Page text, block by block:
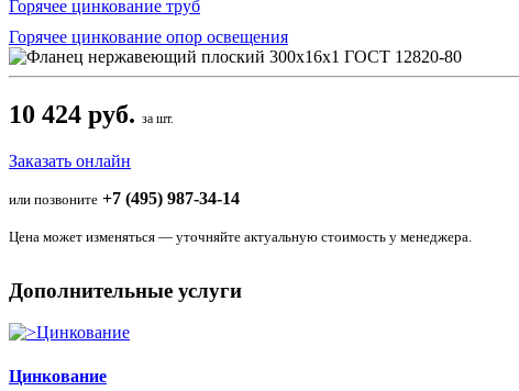
Горячее цинкование труб
Горячее цинкование опор освещения
10 424 руб. за шт.
Заказать онлайн
или позвоните +7 (495) 987-34-14
Цена может изменяться — уточняйте актуальную стоимость у менеджера.
Дополнительные услуги
Цинкование